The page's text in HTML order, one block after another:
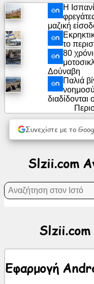
διάταξη
Κοινωνικό
δίκτυο
Νέα
εικονίδια
στον
Η
μαζική
το
80
Δούναβη
Παλιά
διαδίδονται
Συνεχίστε με το
Slzii.com
Slzii.com
Εφαρμογή